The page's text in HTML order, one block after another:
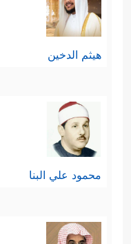
هيثم الدخين
محمود علي البنا